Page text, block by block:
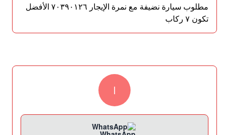
مطلوب سيارة نضيفة مع نمرة الإيجار ٧٠٣٩٠١٢٦ الأفضل
تكون ٧ ركاب
l
WhatsApp